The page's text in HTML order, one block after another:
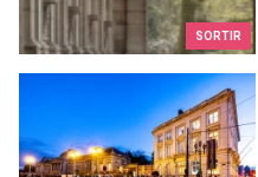
SORTIR
Musée BELvue pour une